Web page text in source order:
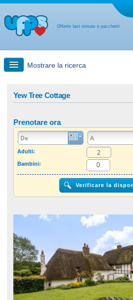
Offerte last minute e pacchetti
Mostrare la ricerca
Offerta last minute + Offerta
Altro paese
Yew Tree Cottage
Prenotare ora
Adulti:
Bambini: